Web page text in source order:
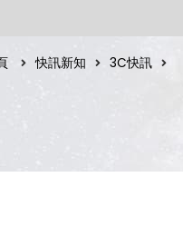
快訊新知 3C快訊